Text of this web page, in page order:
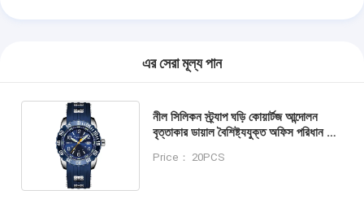
এর সেরা মূল্য পান
নীল সিলিকন স্ট্র্যাপ ঘড়ি কোয়ার্টজ আন্দোলন
বৃত্তাকার ডায়াল বৈশিষ্ট্যযুক্ত অফিস পরিধান এবং
Price： 20PCS